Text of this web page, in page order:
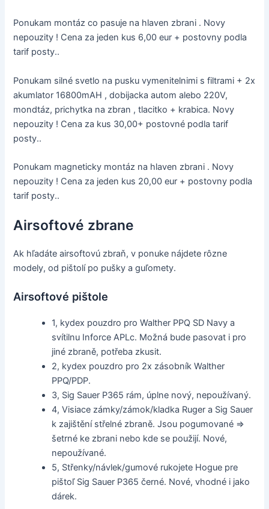
Ponukam montáz co pasuje na hlaven zbrani . Novy
nepouzity ! Cena za jeden kus 6,00 eur + postovny podla
tarif posty..
Ponukam silné svetlo na pusku vymenitelnimi s filtrami + 2x
akumlator 16800mAH , dobijacka autom alebo 220V,
mondtáz, prichytka na zbran , tlacitko + krabica. Novy
nepouzity ! Cena za kus 30,00+ postovné podla tarif
posty..
Ponukam magneticky montáz na hlaven zbrani . Novy
nepouzity ! Cena za jeden kus 20,00 eur + postovny podla
tarif posty..
Airsoftové zbrane
Ak hľadáte airsoftovú zbraň, v ponuke nájdete rôzne
modely, od pištolí po pušky a guľomety.
Airsoftové pištole
1, kydex pouzdro pro Walther PPQ SD Navy a
svítilnu Inforce APLc. Možná bude pasovat i pro
jiné zbraně, potřeba zkusit.
2, kydex pouzdro pro 2x zásobník Walther
PPQ/PDP.
3, Sig Sauer P365 rám, úplne nový, nepoužívaný.
4, Visiace zámky/zámok/kladka Ruger a Sig Sauer
k zajištění střelné zbraně. Jsou pogumované =>
šetrné ke zbrani nebo kde se použijí. Nové,
nepoužívané.
5, Střenky/návlek/gumové rukojete Hogue pre
pištoľ Sig Sauer P365 černé. Nové, vhodné i jako
dárek.